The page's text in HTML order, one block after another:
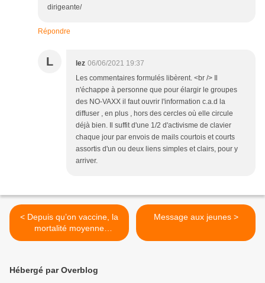
dirigeante/
Répondre
L lez 06/06/2021 19:37
Les commentaires formulés libèrent. <br /> Il
n'échappe à personne que pour élargir le groupes
des NO-VAXX il faut ouvrir l'information c.a.d la
diffuser , en plus , hors des cercles où elle circule
déjà bien. Il suffit d'une 1/2 d'activisme de clavier
chaque jour par envois de mails courtois et courts
assortis d'un ou deux liens simples et clairs, pour y
arriver.
< Depuis qu’on vaccine, la
mortalité moyenne
quotidienne COVID-19 a
Message aux jeunes >
Hébergé par Overblog